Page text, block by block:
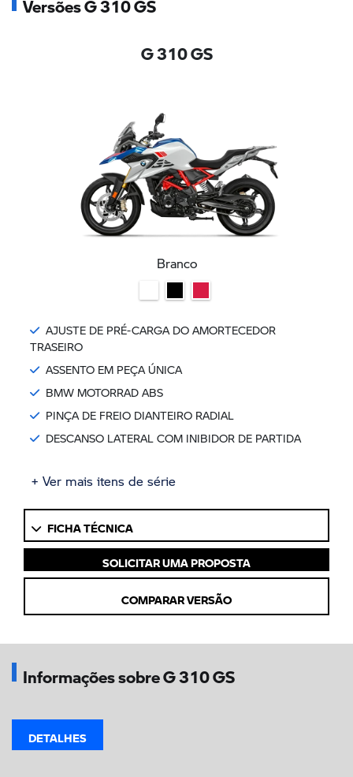
G 310 GS
Branco
AJUSTE DE PRÉ-CARGA DO AMORTECEDOR
TRASEIRO
ASSENTO EM PEÇA ÚNICA
BMW MOTORRAD ABS
PINÇA DE FREIO DIANTEIRO RADIAL
DESCANSO LATERAL COM INIBIDOR DE PARTIDA
+ Ver mais itens de série
FICHA TÉCNICA
SOLICITAR UMA PROPOSTA
COMPARAR VERSÃO
Informações sobre G 310 GS
DETALHES